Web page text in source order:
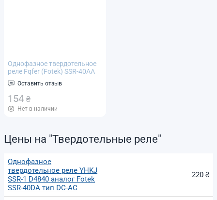
Однофазное твердотельное
реле Fqfer (Fotek) SSR-40AA
тип AC-AC, Imax 40А 24-380В
переменного тока
Оставить отзыв
154 ₴
Нет в наличии
Цены на "Твердотельные реле"
Однофазное
твердотельное реле YHKJ
SSR-1 D4840 аналог Fotek
SSR-40DA тип DC-AC
220 ₴